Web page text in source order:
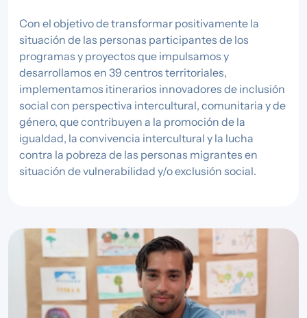
Con el objetivo de transformar positivamente la
situación de las personas participantes de los
programas y proyectos que impulsamos y
desarrollamos en 39 centros territoriales,
implementamos itinerarios innovadores de inclusión
social con perspectiva intercultural, comunitaria y de
género, que contribuyen a la promoción de la
igualdad, la convivencia intercultural y la lucha
contra la pobreza de las personas migrantes en
situación de vulnerabilidad y/o exclusión social.
Imagen